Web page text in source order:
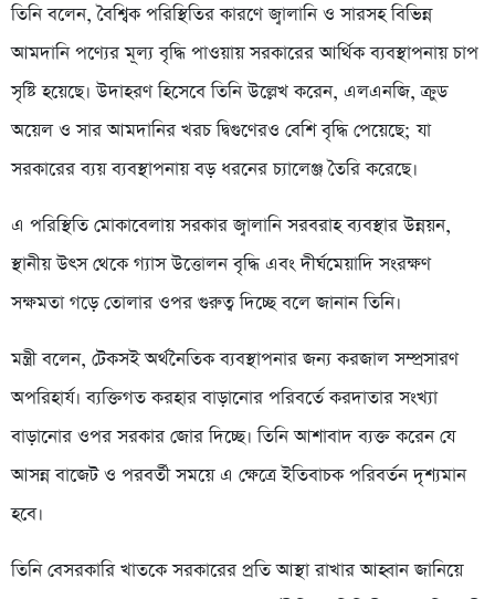
তিনি বলেন, বৈশ্বিক পরিস্থিতির কারণে জ্বালানি ও সারসহ বিভিন্ন
আমদানি পণ্যের মূল্য বৃদ্ধি পাওয়ায় সরকারের আর্থিক ব্যবস্থাপনায় চাপ
সৃষ্টি হয়েছে। উদাহরণ হিসেবে তিনি উল্লেখ করেন, এলএনজি, ক্রুড
অয়েল ও সার আমদানির খরচ দ্বিগুণেরও বেশি বৃদ্ধি পেয়েছে; যা
সরকারের ব্যয় ব্যবস্থাপনায় বড় ধরনের চ্যালেঞ্জ তৈরি করেছে।
এ পরিস্থিতি মোকাবেলায় সরকার জ্বালানি সরবরাহ ব্যবস্থার উন্নয়ন,
স্থানীয় উৎস থেকে গ্যাস উত্তোলন বৃদ্ধি এবং দীর্ঘমেয়াদি সংরক্ষণ
সক্ষমতা গড়ে তোলার ওপর গুরুত্ব দিচ্ছে বলে জানান তিনি।
মন্ত্রী বলেন, টেকসই অর্থনৈতিক ব্যবস্থাপনার জন্য করজাল সম্প্রসারণ
অপরিহার্য। ব্যক্তিগত করহার বাড়ানোর পরিবর্তে করদাতার সংখ্যা
বাড়ানোর ওপর সরকার জোর দিচ্ছে। তিনি আশাবাদ ব্যক্ত করেন যে
আসন্ন বাজেট ও পরবর্তী সময়ে এ ক্ষেত্রে ইতিবাচক পরিবর্তন দৃশ্যমান
হবে।
তিনি বেসরকারি খাতকে সরকারের প্রতি আস্থা রাখার আহ্বান জানিয়ে